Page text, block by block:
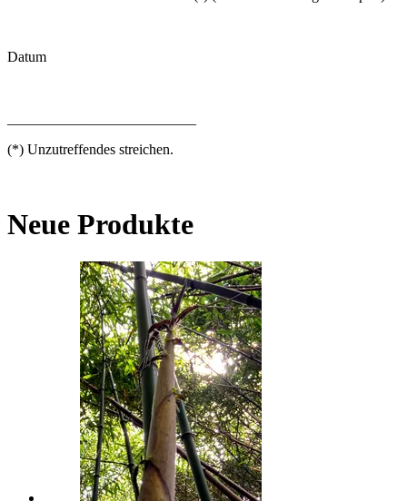
Datum
(*) Unzutreffendes streichen.
Neue Produkte